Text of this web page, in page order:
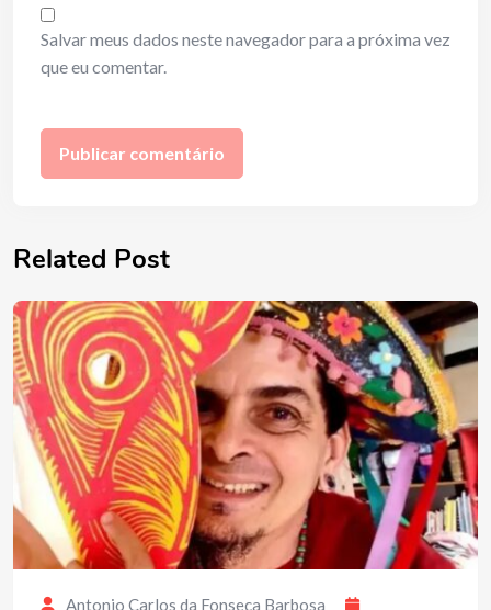
Salvar meus dados neste navegador para a próxima vez
que eu comentar.
Related Post
Antonio Carlos da Fonseca Barbosa